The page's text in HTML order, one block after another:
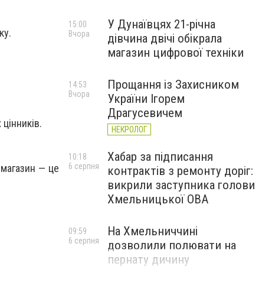
— це
У Дунаївцях 21-річна
дівчина двічі обікрала
магазин цифрової техніки
15:00
Вчора
Прощання із Захисником
України Ігорем
Драгусевичем
НЕКРОЛОГ
14:53
Вчора
Хабар за підписання
контрактів з ремонту доріг:
викрили заступника голови
Хмельницької ОВА
10:18
6 серпня
На Хмельниччині
дозволили полювати на
пернату дичину
09:59
6 серпня